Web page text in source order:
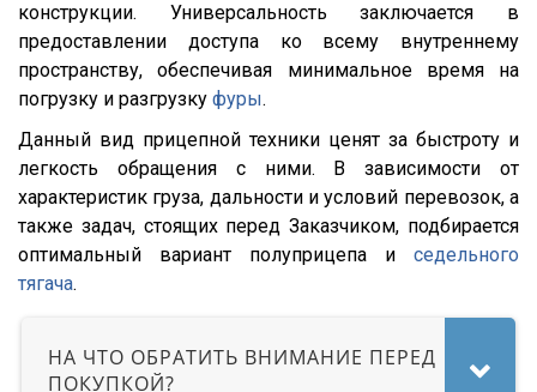
SN
SN24
SP24
SPKH27
SVKT24
SV24
SW24
NW
NS
конструкции. Универсальность заключается в
предоставлении доступа ко всему внутреннему
пространству, обеспечивая минимальное время на
погрузку и разгрузку фуры.
Данный вид прицепной техники ценят за быстроту и
легкость обращения с ними. В зависимости от
характеристик груза, дальности и условий перевозок, а
также задач, стоящих перед Заказчиком, подбирается
оптимальный вариант полуприцепа и седельного
тягача.
НА ЧТО ОБРАТИТЬ ВНИМАНИЕ ПЕРЕД
ПОКУПКОЙ?